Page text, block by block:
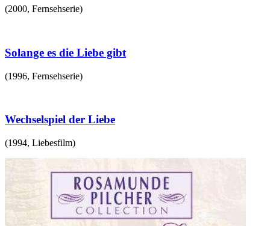
(2000, Fernsehserie)
Solange es die Liebe gibt
(1996, Fernsehserie)
Wechselspiel der Liebe
(1994, Liebesfilm)